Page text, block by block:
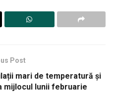
Post
mari de temperatură și
mijlocul lunii februarie